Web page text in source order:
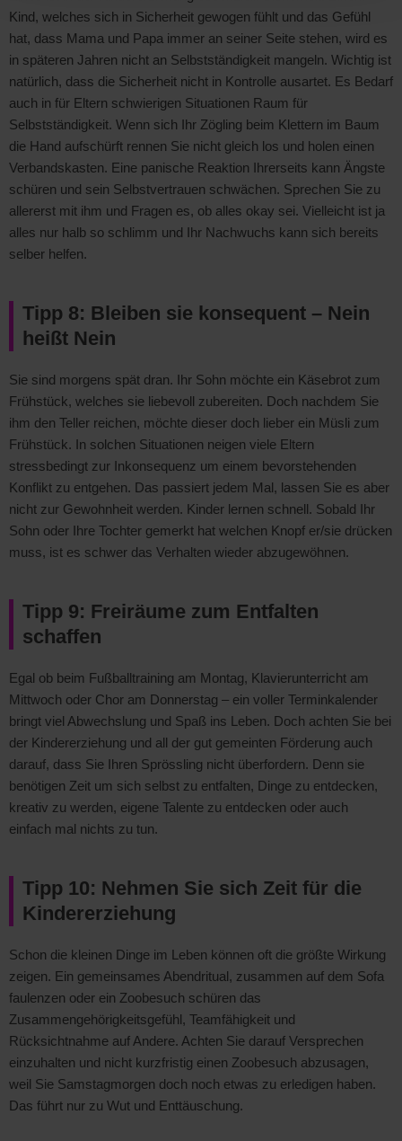
Kind, welches sich in Sicherheit gewogen fühlt und das Gefühl
hat, dass Mama und Papa immer an seiner Seite stehen, wird es
in späteren Jahren nicht an Selbstständigkeit mangeln. Wichtig ist
natürlich, dass die Sicherheit nicht in Kontrolle ausartet. Es Bedarf
auch in für Eltern schwierigen Situationen Raum für
Selbstständigkeit. Wenn sich Ihr Zögling beim Klettern im Baum
die Hand aufschürft rennen Sie nicht gleich los und holen einen
Verbandskasten. Eine panische Reaktion Ihrerseits kann Ängste
schüren und sein Selbstvertrauen schwächen. Sprechen Sie zu
allererst mit ihm und Fragen es, ob alles okay sei. Vielleicht ist ja
alles nur halb so schlimm und Ihr Nachwuchs kann sich bereits
selber helfen.
Tipp 8: Bleiben sie konsequent – Nein
heißt Nein
Sie sind morgens spät dran. Ihr Sohn möchte ein Käsebrot zum
Frühstück, welches sie liebevoll zubereiten. Doch nachdem Sie
ihm den Teller reichen, möchte dieser doch lieber ein Müsli zum
Frühstück. In solchen Situationen neigen viele Eltern
stressbedingt zur Inkonsequenz um einem bevorstehenden
Konflikt zu entgehen. Das passiert jedem Mal, lassen Sie es aber
nicht zur Gewohnheit werden. Kinder lernen schnell. Sobald Ihr
Sohn oder Ihre Tochter gemerkt hat welchen Knopf er/sie drücken
muss, ist es schwer das Verhalten wieder abzugewöhnen.
Tipp 9: Freiräume zum Entfalten
schaffen
Egal ob beim Fußballtraining am Montag, Klavierunterricht am
Mittwoch oder Chor am Donnerstag – ein voller Terminkalender
bringt viel Abwechslung und Spaß ins Leben. Doch achten Sie bei
der Kindererziehung und all der gut gemeinten Förderung auch
darauf, dass Sie Ihren Sprössling nicht überfordern. Denn sie
benötigen Zeit um sich selbst zu entfalten, Dinge zu entdecken,
kreativ zu werden, eigene Talente zu entdecken oder auch
einfach mal nichts zu tun.
Tipp 10: Nehmen Sie sich Zeit für die
Kindererziehung
Schon die kleinen Dinge im Leben können oft die größte Wirkung
zeigen. Ein gemeinsames Abendritual, zusammen auf dem Sofa
faulenzen oder ein Zoobesuch schüren das
Zusammengehörigkeitsgefühl, Teamfähigkeit und
Rücksichtnahme auf Andere. Achten Sie darauf Versprechen
einzuhalten und nicht kurzfristig einen Zoobesuch abzusagen,
weil Sie Samstagmorgen doch noch etwas zu erledigen haben.
Das führt nur zu Wut und Enttäuschung.